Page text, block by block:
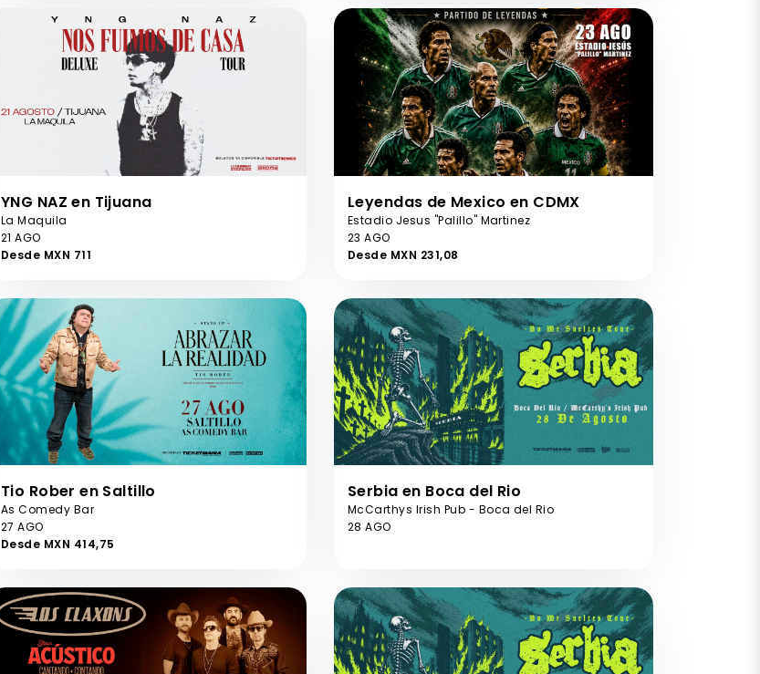
YNG NAZ en Tijuana
La Maquila
21 AGO
Desde MXN 711
Leyendas de Mexico en CDMX
Estadio Jesus "Palillo" Martinez
23 AGO
Desde MXN 231,08
Tio Rober en Saltillo
As Comedy Bar
27 AGO
Desde MXN 414,75
Serbia en Boca del Rio
McCarthys Irish Pub - Boca del Rio
28 AGO